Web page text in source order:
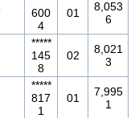
600
4
01
8,053
6
*****
145
8
02
8,021
3
*****
817
1
01
7,995
1